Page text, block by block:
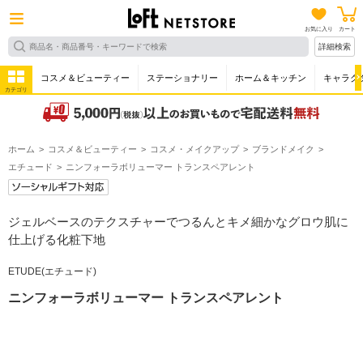
お気に入り カート
詳細検索
カテゴリ
コスメ＆ビューティー ステーショナリー ホーム＆キッチン キャラク
ホーム コスメ＆ビューティー コスメ・メイクアップ
ブランドメイク
エチュード
ニンフォーラボリューマー トランスペアレント
ジェルベースのテクスチャーでつるんとキメ細かなグロウ肌に
仕上げる化粧下地
ETUDE(エチュード)
ニンフォーラボリューマー トランスペアレント